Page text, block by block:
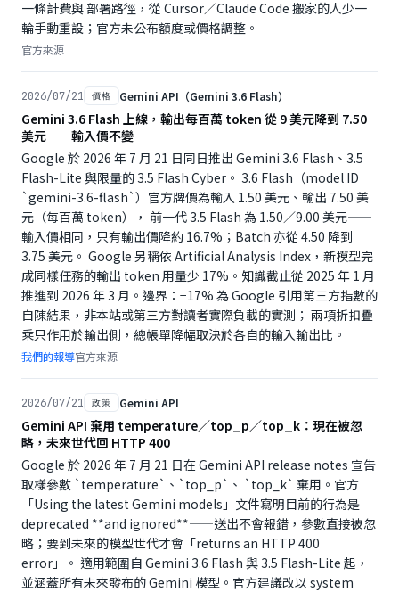
一條計費與 部署路徑，從 Cursor／Claude Code 搬家的人少一
輪手動重設；官方未公布額度或價格調整。
官方來源
2026/07/21 價格 Gemini API（Gemini 3.6 Flash）
Gemini 3.6 Flash 上線，輸出每百萬 token 從 9 美元降到 7.50
美元——輸入價不變
Google 於 2026 年 7 月 21 日同日推出 Gemini 3.6 Flash、3.5
Flash-Lite 與限量的 3.5 Flash Cyber。 3.6 Flash（model ID
`gemini-3.6-flash`）官方牌價為輸入 1.50 美元、輸出 7.50 美
元（每百萬 token）， 前一代 3.5 Flash 為 1.50／9.00 美元——
輸入價相同，只有輸出價降約 16.7%；Batch 亦從 4.50 降到
3.75 美元。 Google 另稱依 Artificial Analysis Index，新模型完
成同樣任務的輸出 token 用量少 17%。知識截止從 2025 年 1 月
推進到 2026 年 3 月。邊界：−17% 為 Google 引用第三方指數的
自陳結果，非本站或第三方對讀者實際負載的實測； 兩項折扣疊
乘只作用於輸出側，總帳單降幅取決於各自的輸入輸出比。
我們的報導官方來源
2026/07/21 政策 Gemini API
Gemini API 棄用 temperature／top_p／top_k：現在被忽
略，未來世代回 HTTP 400
Google 於 2026 年 7 月 21 日在 Gemini API release notes 宣告
取樣參數 `temperature`、`top_p`、 `top_k` 棄用。官方
「Using the latest Gemini models」文件寫明目前的行為是
deprecated **and ignored**——送出不會報錯，參數直接被忽
略；要到未來的模型世代才會「returns an HTTP 400
error」。 適用範圍自 Gemini 3.6 Flash 與 3.5 Flash-Lite 起，
並涵蓋所有未來發布的 Gemini 模型。官方建議改以 system